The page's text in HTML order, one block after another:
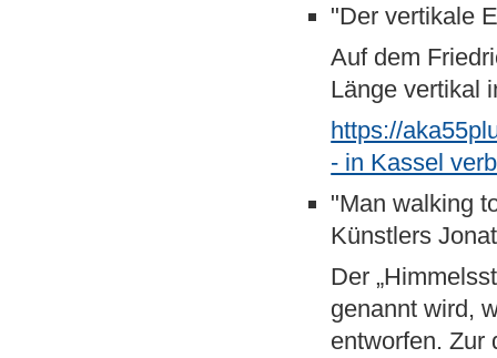
"Der vertikale
Auf dem
Länge vertikal
https://
- in Kassel
"Man walking
Künstlers
Der
genannt wird,
entworfen. Zur